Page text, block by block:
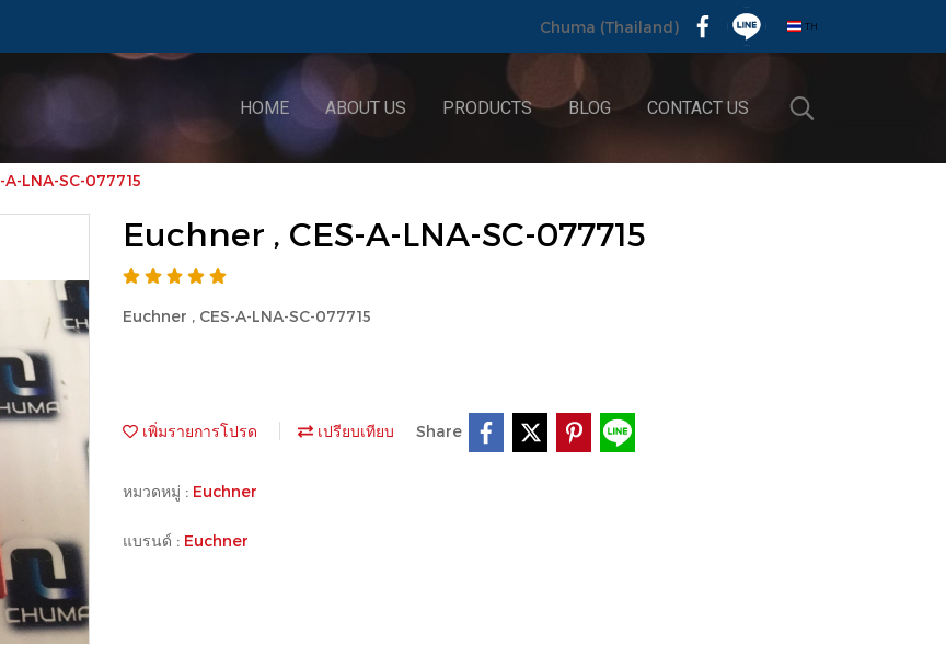
Chuma (Thailand) TH
HOME ABOUT US PRODUCTS BLOG CONTACT US
A-LNA-SC-077715
Euchner , CES-A-LNA-SC-077715
Euchner , CES-A-LNA-SC-077715
เพิ่มรายการโปรด เปรียบเทียบ Share
หมวดหมู่ : Euchner
แบรนด์ : Euchner